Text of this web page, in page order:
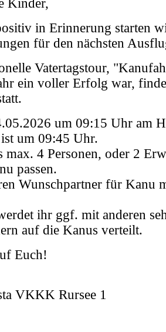
Kinder,
in Erinnerung starten
für den nächsten
Vatertagstour,
ein voller Erfolg war,
um 09:15 Uhr am
um 09:45 Uhr.
max. 4 Personen, oder 2
passen.
Wunschpartner für Kanu
ihr ggf. mit anderen
auf die Kanus verteilt.
Euch!